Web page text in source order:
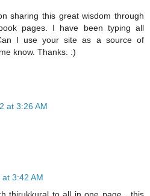
sharing this great wisdom through
pages. I have been typing all
I use your site as a source of
know. Thanks. :)
at 3:26 AM
3:42 AM
thirukkural to all in one page . this